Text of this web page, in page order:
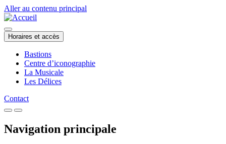
Aller au contenu principal
Horaires et accès
Bastions
Centre d’iconographie
La Musicale
Les Délices
Contact
Navigation principale